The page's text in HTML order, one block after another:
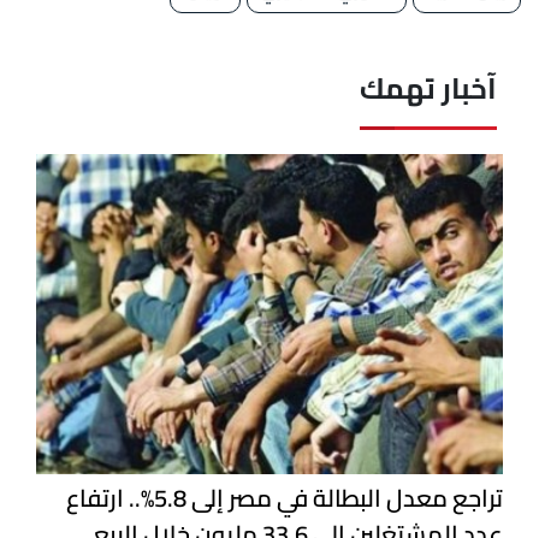
آخبار تهمك
تراجع معدل البطالة في مصر إلى 5.8%.. ارتفاع